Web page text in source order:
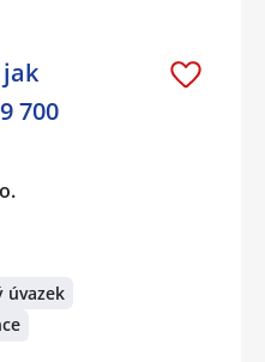
700
úvazek